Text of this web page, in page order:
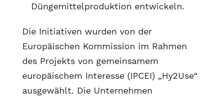
Düngemittelproduktion entwickeln.
Die Initiativen wurden von der
Europäischen Kommission im Rahmen
des Projekts von gemeinsamem
europäischem Interesse (IPCEI) „Hy2Use“
ausgewählt. Die Unternehmen